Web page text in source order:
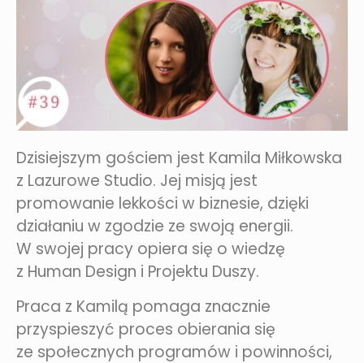
Dzisiejszym gościem jest Kamila Miłkowska
z Lazurowe Studio. Jej misją jest
promowanie lekkości w biznesie, dzięki
działaniu w zgodzie ze swoją energii.
W swojej pracy opiera się o wiedzę
z Human Design i Projektu Duszy.
Praca z Kamilą pomaga znacznie
przyspieszyć proces obierania się
ze społecznych programów i powinności,